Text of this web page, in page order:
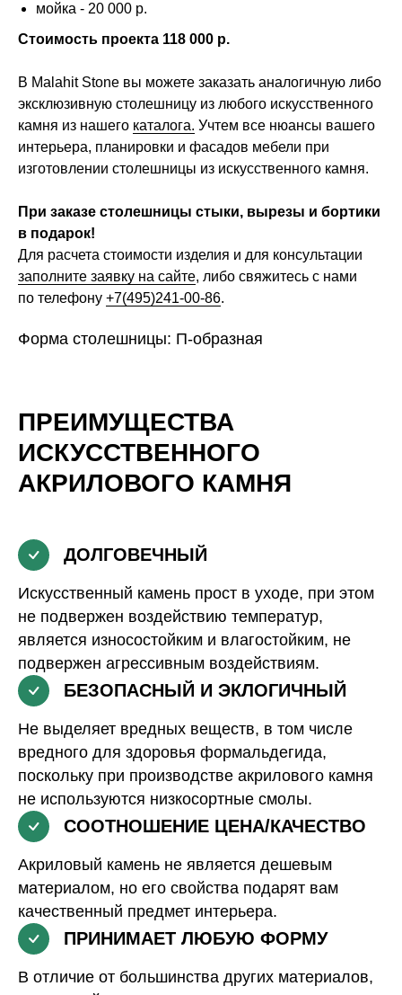
мойка - 20 000 р.
Стоимость проекта 118 000 р.
В Malahit Stone вы можете заказать аналогичную либо
эксклюзивную столешницу из любого искусственного
камня из нашего каталога. Учтем все нюансы вашего
интерьера, планировки и фасадов мебели при
изготовлении столешницы из искусственного камня.
При заказе столешницы стыки, вырезы и бортики
в подарок!
Для расчета стоимости изделия и для консультации
заполните заявку на сайте, либо свяжитесь с нами
по телефону +7(495)241-00-86.
Форма столешницы: П-образная
ПРЕИМУЩЕСТВА
ИСКУССТВЕННОГО
АКРИЛОВОГО КАМНЯ
ДОЛГОВЕЧНЫЙ
Искусственный камень прост в уходе, при этом
не подвержен воздействию температур,
является износостойким и влагостойким, не
подвержен агрессивным воздействиям.
БЕЗОПАСНЫЙ И ЭКЛОГИЧНЫЙ
Не выделяет вредных веществ, в том числе
вредного для здоровья формальдегида,
поскольку при производстве акрилового камня
не используются низкосортные смолы.
СООТНОШЕНИЕ ЦЕНА/КАЧЕСТВО
Акриловый камень не является дешевым
материалом, но его свойства подарят вам
качественный предмет интерьера.
ПРИНИМАЕТ ЛЮБУЮ ФОРМУ
В отличие от большинства других материалов,